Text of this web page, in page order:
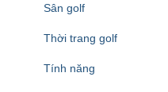
Sân golf
Thời trang golf
Tính năng